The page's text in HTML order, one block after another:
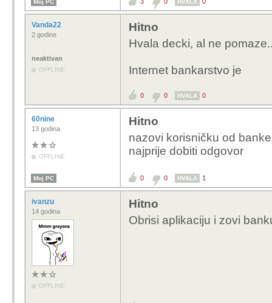
Moj PC HVALA
Vanda22
2 godine
neaktivan
OFFLINE
Hitno
Hvala decki, al ne
Internet bankarstvo je
0 0 HVALA 0
60nine
13 godina
OFFLINE
Hitno
nazovi korisničku od
najprije dobiti odgovor
Moj PC 0 0 HVALA 1
ivanzu
14 godina
OFFLINE
Hitno
Obrisi aplikaciju i zovi